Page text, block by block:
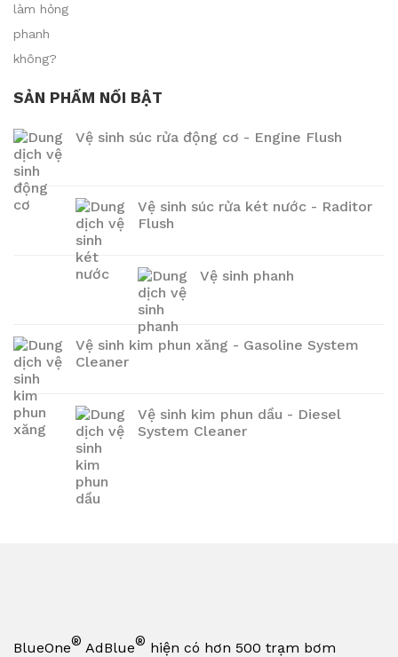
SẢN PHẨM NỔI BẬT
Vệ sinh súc rửa động cơ - Engine Flush
Vệ sinh súc rửa két nước - Raditor
Flush
Vệ sinh phanh
Vệ sinh kim phun xăng - Gasoline System
Cleaner
Vệ sinh kim phun dầu - Diesel
System Cleaner
BlueOne® AdBlue® hiện có hơn 500 trạm bơm